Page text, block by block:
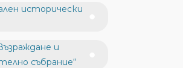
исторически
и
събрание“